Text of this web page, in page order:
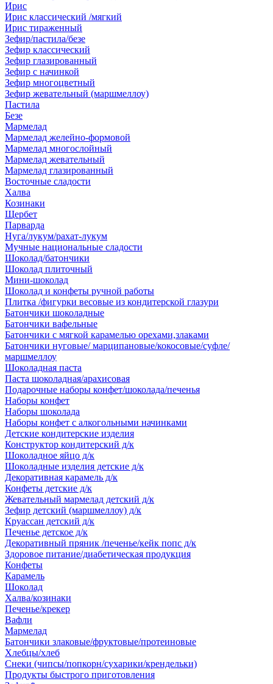
Ирис
Ирис классический /мягкий
Ирис тираженный
Зефир/пастила/безе
Зефир классический
Зефир глазированный
Зефир с начинкой
Зефир многоцветный
Зефир жевательный (маршмеллоу)
Пастила
Безе
Мармелад
Мармелад желейно-формовой
Мармелад многослойный
Мармелад жевательный
Мармелад глазированный
Восточные сладости
Халва
Козинаки
Щербет
Парварда
Нуга/лукум/рахат-лукум
Мучные национальные сладости
Шоколад/батончики
Шоколад плиточный
Мини-шоколад
Шоколад и конфеты ручной работы
Плитка /фигурки весовые из кондитерской глазури
Батончики шоколадные
Батончики вафельные
Батончики с мягкой карамелью орехами,злаками
Батончики нуговые/ марципановые/кокосовые/суфле/
маршмеллоу
Шоколадная паста
Паста шоколадная/арахисовая
Подарочные наборы конфет/шоколада/печенья
Наборы конфет
Наборы шоколада
Наборы конфет с алкогольными начинками
Детские кондитерские изделия
Конструктор кондитерский д/к
Шоколадное яйцо д/к
Шоколадные изделия детские д/к
Декоративная карамель д/к
Конфеты детские д/к
Жевательный мармелад детский д/к
Зефир детский (маршмеллоу) д/к
Круассан детский д/к
Печенье детское д/к
Декоративный пряник /печенье/кейк попс д/к
Здоровое питание/диабетическая продукция
Конфеты
Карамель
Шоколад
Халва/козинаки
Печенье/крекер
Вафли
Мармелад
Батончики злаковые/фруктовые/протеиновые
Хлебцы/хлеб
Снеки (чипсы/попкорн/сухарики/крендельки)
Продукты быстрого приготовления